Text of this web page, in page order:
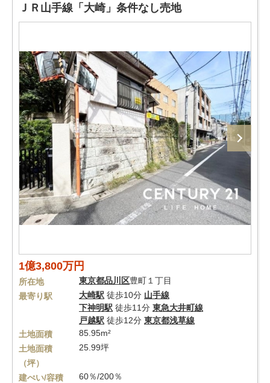
ＪＲ山手線「大崎」条件なし売地
1億3,800万円
所在地 東京都品川区豊町１丁目
最寄り駅
大崎駅 徒歩10分 山手線
下神明駅 徒歩11分 東急大井町線
戸越駅 徒歩12分 東京都浅草線
土地面積
85.95m²
土地面積
（坪）
25.99坪
建ぺい/容積
60％/200％